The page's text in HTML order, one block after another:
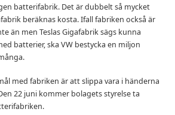
batterifabrik. Det är dubbelt så mycket
beräknas kosta. Ifall fabriken också är
än men Teslas Gigafabrik sägs kunna
batterier, ska VW bestycka en miljon
med fabriken är att slippa vara i händerna
22 juni kommer bolagets styrelse ta